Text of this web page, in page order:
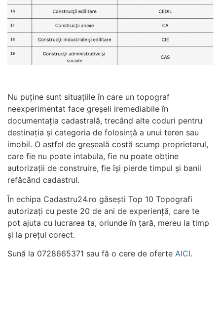
Nu puține sunt situațiile în care un topograf
neexperimentat face greșeli iremediabile în
documentația cadastrală, trecând alte coduri pentru
destinația și categoria de folosință a unui teren sau
imobil. O astfel de greșeală costă scump proprietarul,
care fie nu poate intabula, fie nu poate obține
autorizații de construire, fie își pierde timpul și banii
refăcând cadastrul.
În echipa Cadastru24.ro găsești Top 10 Topografi
autorizați cu peste 20 de ani de experiență, care te
pot ajuta cu lucrarea ta, oriunde în țară, mereu la timp
și la prețul corect.
Sună la 0728665371 sau fă o cere de oferte AICI.